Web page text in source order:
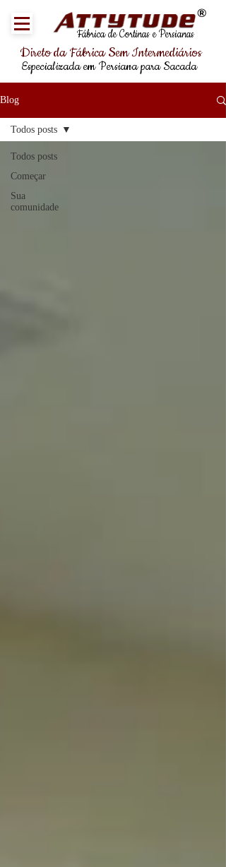
Fábrica de Cortinas e Persianas
®
Direto da Fábrica Sem Intermediários
Especializada em Persiana para Sacada
Blog
Todos posts
Começar
Sua
comunidade
Todos posts